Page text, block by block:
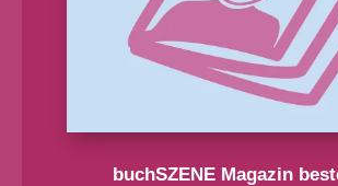
buchSZENE Magazin